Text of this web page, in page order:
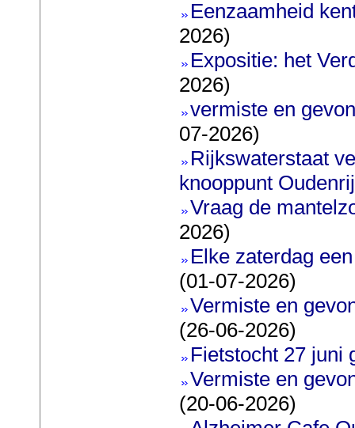
Eenzaamheid
2026)
Expositie: het
2026)
vermiste en
07-2026)
Rijkswaterstaat
knooppunt
Vraag de
2026)
Elke zaterdag
(01-07-2026)
Vermiste en
(26-06-2026)
Fietstocht 27 juni
Vermiste en
(20-06-2026)